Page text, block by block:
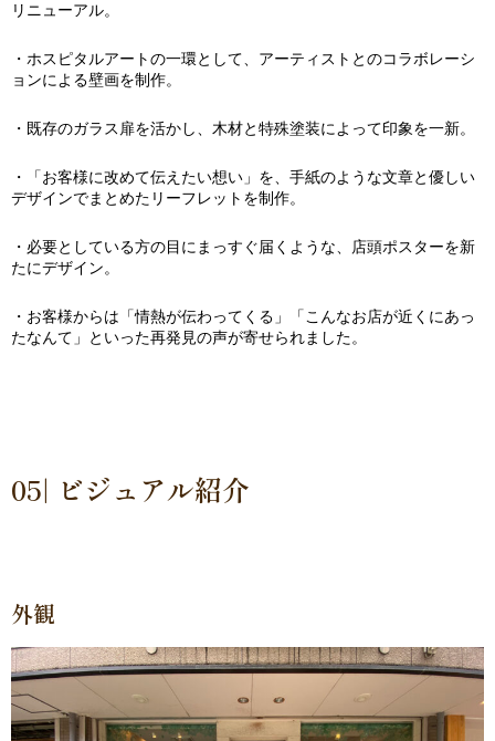
リニューアル。
・ホスピタルアートの一環として、アーティストとのコラボレーシ
ョンによる壁画を制作。
・既存のガラス扉を活かし、木材と特殊塗装によって印象を一新。
・「お客様に改めて伝えたい想い」を、手紙のような文章と優しい
デザインでまとめたリーフレットを制作。
・必要としている方の目にまっすぐ届くような、店頭ポスターを新
たにデザイン。
・お客様からは「情熱が伝わってくる」「こんなお店が近くにあっ
たなんて」といった再発見の声が寄せられました。
05| ビジュアル紹介
外観